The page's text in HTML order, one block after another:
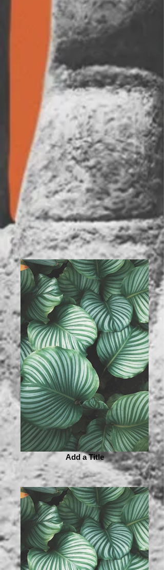
Add a Title